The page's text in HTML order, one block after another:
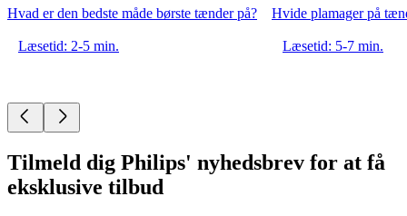
Hvad er den bedste måde børste tænder på?
Læsetid: 2-5 min.
Hvide plamager på
Læsetid: 5-7 min.
Tilmeld dig Philips' nyhedsbrev for at få
eksklusive tilbud